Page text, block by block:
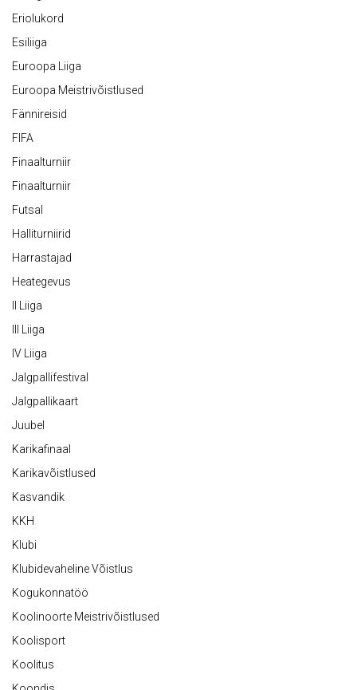
Eriolukord
Esiliiga
Euroopa Liiga
Euroopa Meistrivõistlused
Fännireisid
FIFA
Finaalturniir
Finaalturniir
Futsal
Halliturniirid
Harrastajad
Heategevus
II Liiga
III Liiga
IV Liiga
Jalgpallifestival
Jalgpallikaart
Juubel
Karikafinaal
Karikavõistlused
Kasvandik
KKH
Klubi
Klubidevaheline Võistlus
Kogukonnatöö
Koolinoorte Meistrivõistlused
Koolisport
Koolitus